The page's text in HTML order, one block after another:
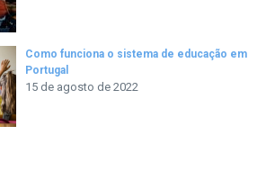
Como funciona o sistema de educação em
Portugal
15 de agosto de 2022